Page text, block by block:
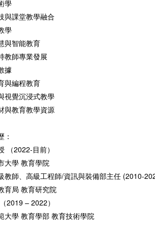
學
與課堂教學融合
學
與智能教育
教師專業發展
據
與編程教育
視覺沉浸式教學
與教育教學資源
：
（2022-目前）
大學 教育學院
教師、高級工程師/資訊與裝備部主任 (2010-
育局 教育研究院
2019 – 2022）
大學 教育學部 教育技術學院